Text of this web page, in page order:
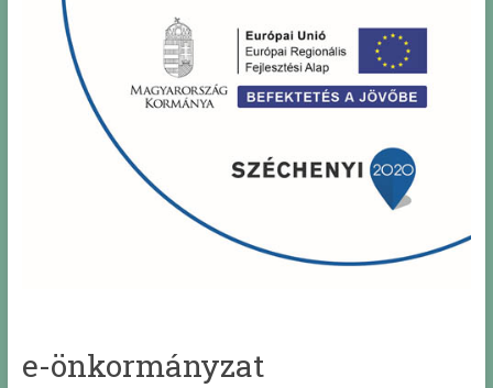
e-önkormányzat